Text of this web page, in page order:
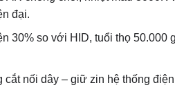
đại.
30% so với HID, tuổi thọ 50.000
cắt nối dây – giữ zin hệ thống